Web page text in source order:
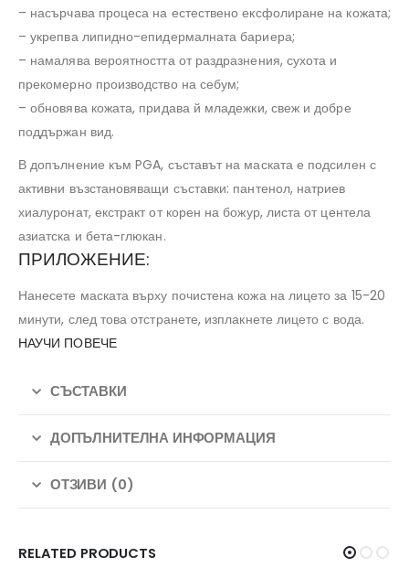
– насърчава процеса на естествено ексфолиране на кожата;
– укрепва липидно-епидермалната бариера;
– намалява вероятността от раздразнения, сухота и
прекомерно производство на себум;
– обновява кожата, придава й младежки, свеж и добре
поддържан вид.
В допълнение към PGA, съставът на маската е подсилен с
активни възстановяващи съставки: пантенол, натриев
хиалуронат, екстракт от корен на божур, листа от центела
азиатска и бета-глюкан.
ПРИЛОЖЕНИЕ:
Нанесете маската върху почистена кожа на лицето за 15-20
минути, след това отстранете, изплакнете лицето с вода.
НАУЧИ ПОВЕЧЕ
СЪСТАВКИ
ДОПЪЛНИТЕЛНА ИНФОРМАЦИЯ
ОТЗИВИ (0)
RELATED PRODUCTS